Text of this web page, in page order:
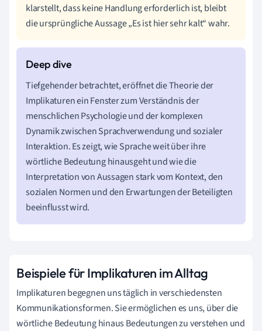
klarstellt, dass keine Handlung erforderlich ist, bleibt
die ursprüngliche Aussage „Es ist hier sehr kalt“ wahr.
Tiefgehender betrachtet, eröffnet die Theorie der
Implikaturen ein Fenster zum Verständnis der
menschlichen Psychologie und der komplexen
Dynamik zwischen Sprachverwendung und sozialer
Interaktion. Es zeigt, wie Sprache weit über ihre
wörtliche Bedeutung hinausgeht und wie die
Interpretation von Aussagen stark vom Kontext, den
sozialen Normen und den Erwartungen der Beteiligten
beeinflusst wird.
Beispiele für Implikaturen im Alltag
Implikaturen begegnen uns täglich in verschiedensten
Kommunikationsformen. Sie ermöglichen es uns, über die
wörtliche Bedeutung hinaus Bedeutungen zu verstehen und